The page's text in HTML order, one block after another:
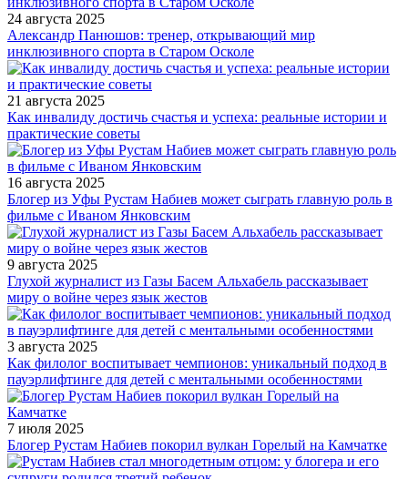
24 августа 2025
Александр Панюшов: тренер, открывающий мир
инклюзивного спорта в Старом Осколе
21 августа 2025
Как инвалиду достичь счастья и успеха: реальные истории и
практические советы
16 августа 2025
Блогер из Уфы Рустам Набиев может сыграть главную роль в
фильме с Иваном Янковским
9 августа 2025
Глухой журналист из Газы Басем Альхабель рассказывает
миру о войне через язык жестов
3 августа 2025
Как филолог воспитывает чемпионов: уникальный подход в
пауэрлифтинге для детей с ментальными особенностями
7 июля 2025
Блогер Рустам Набиев покорил вулкан Горелый на Камчатке